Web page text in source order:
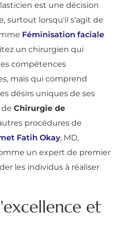
est une décision
surtout lorsqu'il s'agit de
Féminisation faciale
un chirurgien qui
compétences
mais qui comprend
désirs uniques de ses
Chirurgie de
procédures de
Fatih Okay, MD,
un expert de premier
les individus à réaliser
et